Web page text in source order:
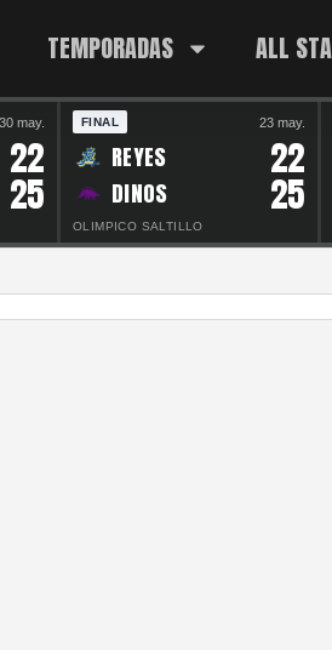
TEMPORADAS ALL
30 may.
22
25
FINAL 23 may.
REYES 22
DINOS 25
OLIMPICO SALTILLO